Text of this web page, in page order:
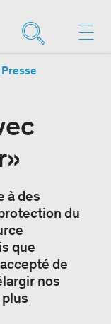
à des
du
que
de
nos